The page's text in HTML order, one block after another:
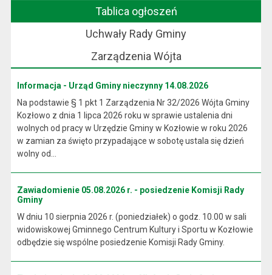
Tablica ogłoszeń
Uchwały Rady Gminy
Zarządzenia Wójta
Informacja - Urząd Gminy nieczynny 14.08.2026
Na podstawie § 1 pkt 1 Zarządzenia Nr 32/2026 Wójta Gminy
Kozłowo z dnia 1 lipca 2026 roku w sprawie ustalenia dni
wolnych od pracy w Urzędzie Gminy w Kozłowie w roku 2026
w zamian za święto przypadające w sobotę ustala się dzień
wolny od...
Zawiadomienie 05.08.2026 r. - posiedzenie Komisji Rady
Gminy
W dniu 10 sierpnia 2026 r. (poniedziałek) o godz. 10.00 w sali
widowiskowej Gminnego Centrum Kultury i Sportu w Kozłowie
odbędzie się wspólne posiedzenie Komisji Rady Gminy.